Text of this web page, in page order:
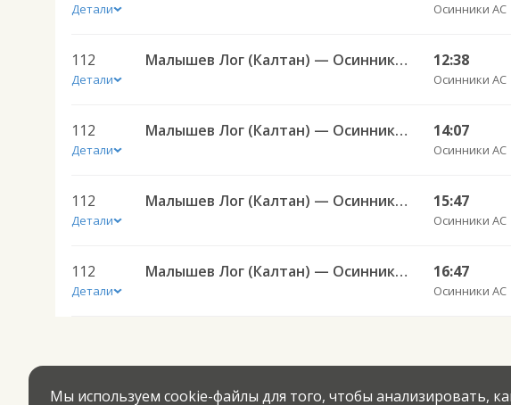
Детали Осинники АС
112
Детали
Малышев Лог (Калтан) — Осинники Ефимова 112 12:38
Осинники АС
112
Детали
Малышев Лог (Калтан) — Осинники Ефимова 112 14:07
Осинники АС
112
Детали
Малышев Лог (Калтан) — Осинники Ефимова 112 15:47
Осинники АС
112
Детали
Малышев Лог (Калтан) — Осинники Ефимова 112 16:47
Осинники АС
Мы используем cookie-файлы для того, чтобы анализировать,